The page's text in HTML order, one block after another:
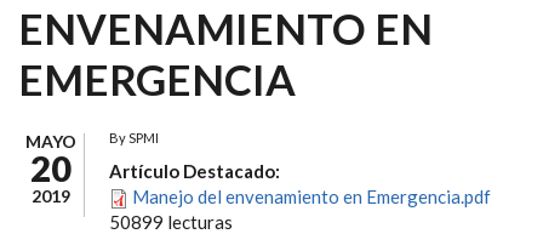
ENVENAMIENTO EN
EMERGENCIA
MAYO
20
2019
BySPMI
Artículo Destacado:
Manejo del envenamiento en Emergencia.pdf
50899 lecturas